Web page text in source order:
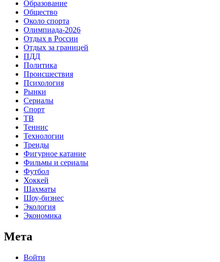
Образование
Общество
Около спорта
Олимпиада-2026
Отдых в России
Отдых за границей
ПДД
Политика
Происшествия
Психология
Рынки
Сериалы
Спорт
ТВ
Теннис
Технологии
Тренды
Фигурное катание
Фильмы и сериалы
Футбол
Хоккей
Шахматы
Шоу-бизнес
Экология
Экономика
Мета
Войти